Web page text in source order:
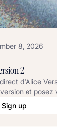
8, 2026
2
d'Alice
et posez
Sign up